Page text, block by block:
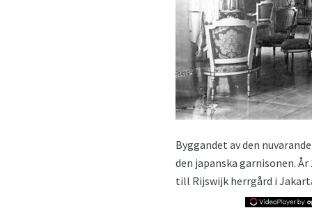
Byggandet av den
den japanska garnisonen.
till Rijswijk herrgård i